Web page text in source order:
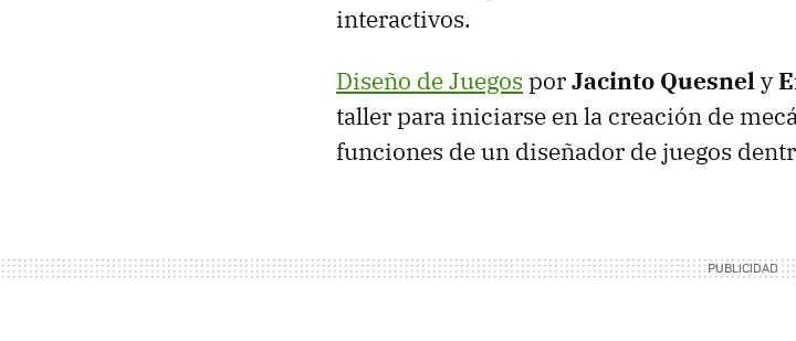
interactivos.
Diseño de Juegos porJacinto Quesnely
taller para iniciarse en la creación de
funciones de un diseñador de juegos